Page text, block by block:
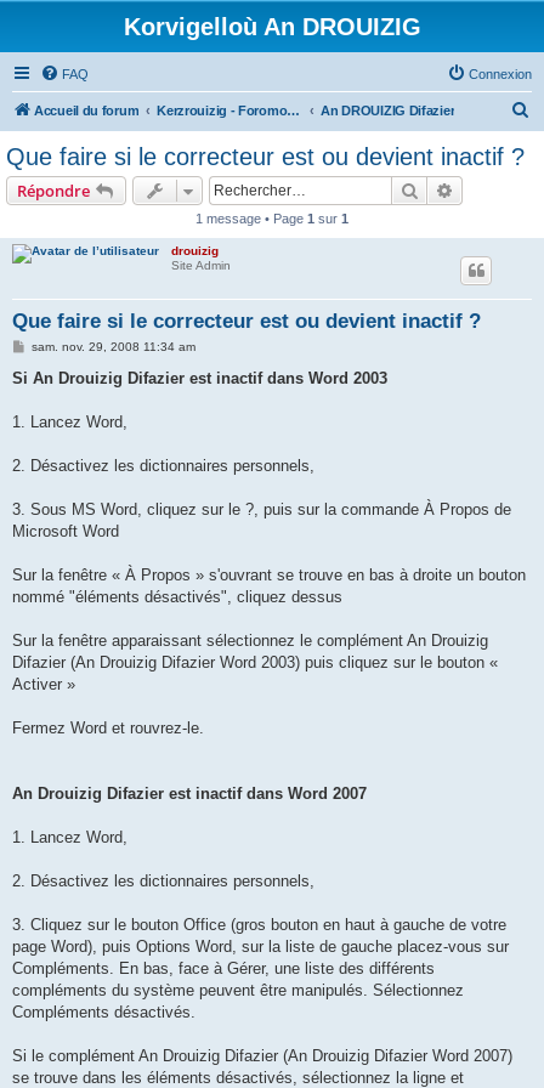
Korvigelloù An DROUIZIG
FAQ Connexion
Accueil du forum Kerzrouizig - Foromoù An Drouizig An DROUIZIG Difazier
Que faire si le correcteur est ou devient inactif ?
Répondre Rechercher
1 message • Page 1 sur 1
drouizig
Site Admin
Que faire si le correcteur est ou devient inactif ?
M
s
g
sam. nov. 29, 2008 11:34 am
Si An Drouizig Difazier est inactif dans Word 2003
1. Lancez Word,
2. Désactivez les dictionnaires personnels,
3. Sous MS Word, cliquez sur le ?, puis sur la commande À Propos de
Microsoft Word
Sur la fenêtre « À Propos » s'ouvrant se trouve en bas à droite un bouton
nommé "éléments désactivés", cliquez dessus
Sur la fenêtre apparaissant sélectionnez le complément An Drouizig
Difazier (An Drouizig Difazier Word 2003) puis cliquez sur le bouton «
Activer »
Fermez Word et rouvrez-le.
An Drouizig Difazier est inactif dans Word 2007
1. Lancez Word,
2. Désactivez les dictionnaires personnels,
3. Cliquez sur le bouton Office (gros bouton en haut à gauche de votre
page Word), puis Options Word, sur la liste de gauche placez-vous sur
Compléments. En bas, face à Gérer, une liste des différents
compléments du système peuvent être manipulés. Sélectionnez
Compléments désactivés.
Si le complément An Drouizig Difazier (An Drouizig Difazier Word 2007)
se trouve dans les éléments désactivés, sélectionnez la ligne et